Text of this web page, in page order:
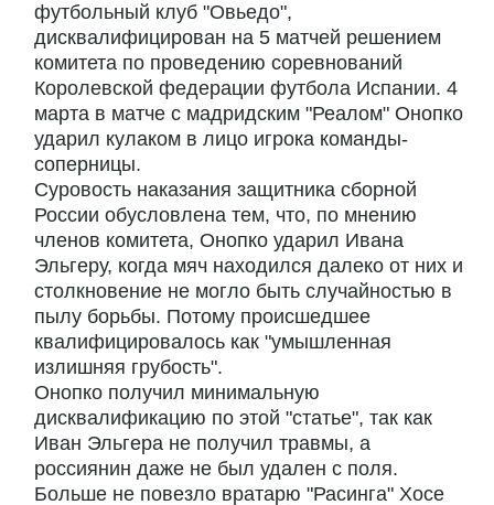
футбольный клуб "Овьедо",
дисквалифицирован на 5 матчей решением
комитета по проведению соревнований
Королевской федерации футбола Испании. 4
марта в матче с мадридским "Реалом" Онопко
ударил кулаком в лицо игрока команды-
соперницы.
Суровость наказания защитника сборной
России обусловлена тем, что, по мнению
членов комитета, Онопко ударил Ивана
Эльгеру, когда мяч находился далеко от них и
столкновение не могло быть случайностью в
пылу борьбы. Потому происшедшее
квалифицировалось как "умышленная
излишняя грубость".
Онопко получил минимальную
дисквалификацию по этой "статье", так как
Иван Эльгера не получил травмы, а
россиянин даже не был удален с поля.
Больше не повезло вратарю "Расинга" Хосе